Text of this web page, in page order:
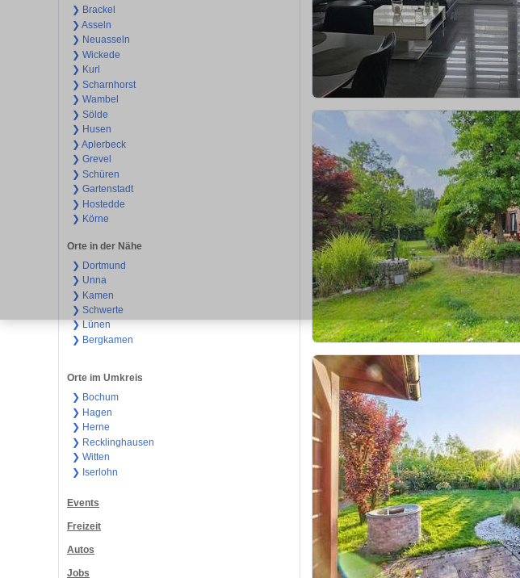
❯ Brackel
❯ Asseln
❯ Neuasseln
❯ Wickede
❯ Kurl
❯ Scharnhorst
❯ Wambel
❯ Sölde
❯ Husen
❯ Aplerbeck
❯ Grevel
❯ Schüren
❯ Gartenstadt
❯ Hostedde
❯ Körne
Orte in der Nähe
❯ Dortmund
❯ Unna
❯ Kamen
❯ Schwerte
❯ Lünen
❯ Bergkamen
Orte im Umkreis
❯ Bochum
❯ Hagen
❯ Herne
❯ Recklinghausen
❯ Witten
❯ Iserlohn
Events
Freizeit
Autos
Jobs